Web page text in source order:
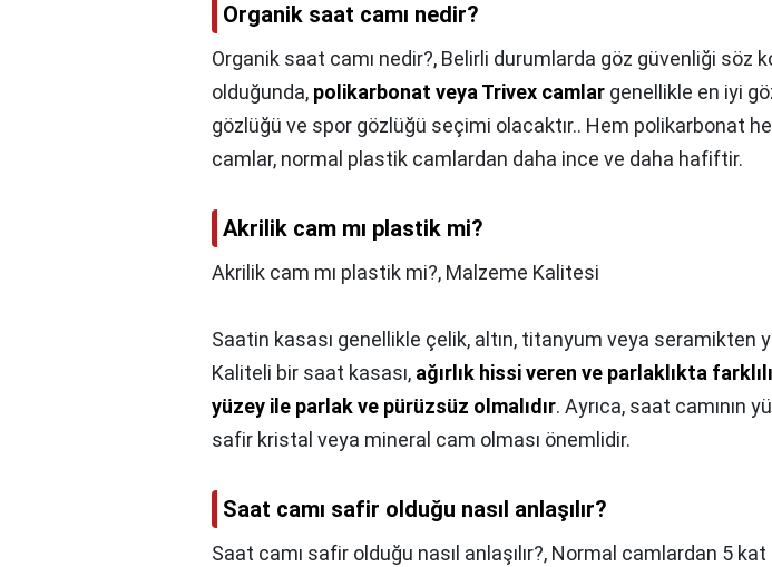
Organik saat camı nedir?
Organik saat camı nedir?, Belirli durumlarda göz güvenliği söz
olduğunda, polikarbonat veya Trivex camlar genellikle en iyi
gözlüğü ve spor gözlüğü seçimi olacaktır.. Hem polikarbonat
camlar, normal plastik camlardan daha ince ve daha hafiftir.
Akrilik cam mı plastik mi?
Akrilik cam mı plastik mi?, Malzeme Kalitesi
Saatin kasası genellikle çelik, altın, titanyum veya seramikten
Kaliteli bir saat kasası, ağırlık hissi veren ve parlaklıkta
yüzey ile parlak ve pürüzsüz olmalıdır. Ayrıca, saat camının
safir kristal veya mineral cam olması önemlidir.
Saat camı safir olduğu nasıl anlaşılır?
Saat camı safir olduğu nasıl anlaşılır?, Normal camlardan 5 kat